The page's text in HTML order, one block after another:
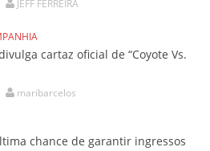
JEFF FERREIRA
cartaz oficial de “Coyote Vs.
maribarcelos
chance de garantir ingressos